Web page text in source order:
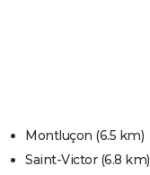
Montluçon (6.5 km)
Saint-Victor (6.8 km)